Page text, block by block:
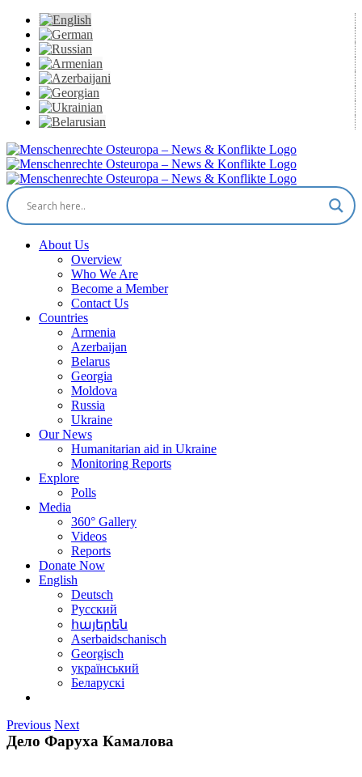
Skip
content
Facebook
X
YouTube
Instagram
Email
About Us
Overview
Who We Are
Become a Member
Contact Us
Countries
Armenia
Azerbaijan
Belarus
Georgia
Moldova
Russia
Ukraine
Our News
Humanitarian aid in Ukraine
Monitoring Reports
Explore
Polls
Media
360° Gallery
Videos
Reports
Donate Now
English
Deutsch
Русский
հայերեն
Aserbaidschanisch
Georgisch
український
Беларускі
Previous Next
Дело Фаруха Камалова